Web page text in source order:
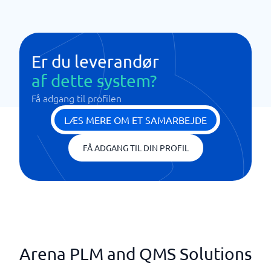
Er du leverandør
af dette system?
Få adgang til profilen
LÆS MERE OM ET SAMARBEJDE
FÅ ADGANG TIL DIN PROFIL
Arena PLM and QMS Solutions